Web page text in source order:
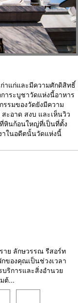
ก่าแก่และมีความศักดิสิทธิ์
าระบูชาวัดแห่งนี้อาหาร
รรมของวัดยังมีความ
ะอาด สงบ และเห็นวิว
หินก้อนใหญ่ที่เป็นที่ตั้ง
าในอดีตนั้นวัดแห่งนี้
าย ลักษวรรณ รีสอร์ท
ของคุณเป็นช่วงเวลา
ริการและสิ่งอำนวย
ต้...